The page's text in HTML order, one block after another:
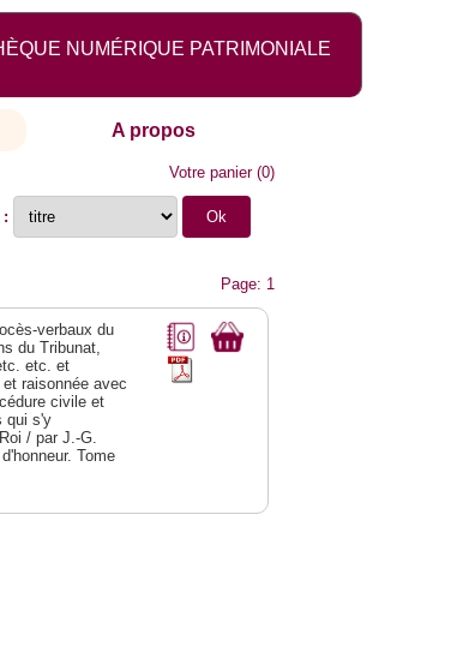
NUMÉRIQUE PATRIMONIALE
A propos
Votre panier(0)
:
Page: 1
verbaux du
du Tribunat,
etc. et
raisonnée avec
civile et
qui s'y
/ par J.-G.
Tome